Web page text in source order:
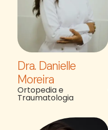
Dra. Danielle
Moreira
Ortopedia e
Traumatologia